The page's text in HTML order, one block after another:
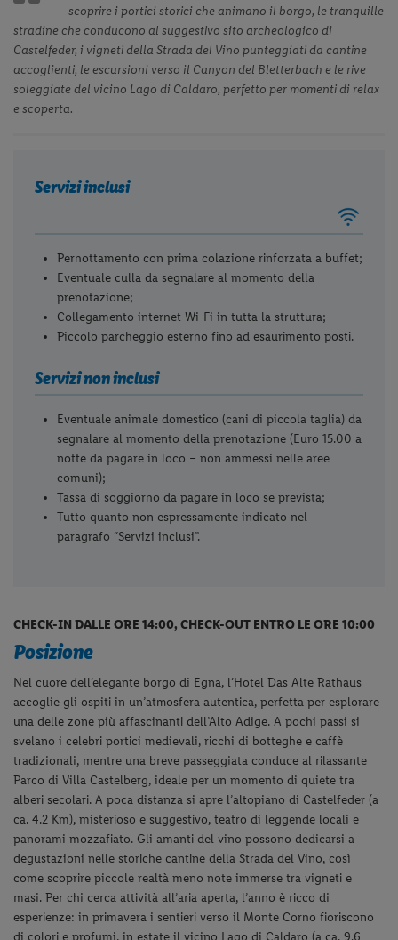
scoprire i portici storici che animano il borgo, le tranquille
stradine che conducono al suggestivo sito archeologico di
Castelfeder, i vigneti della Strada del Vino punteggiati da cantine
accoglienti, le escursioni verso il Canyon del Bletterbach e le rive
soleggiate del vicino Lago di Caldaro, perfetto per momenti di relax
e scoperta.
Servizi inclusi
Pernottamento con prima colazione rinforzata a buffet;
Eventuale culla da segnalare al momento della
prenotazione;
Collegamento internet Wi-Fi in tutta la struttura;
Piccolo parcheggio esterno fino ad esaurimento posti.
Servizi non inclusi
Eventuale animale domestico (cani di piccola taglia) da
segnalare al momento della prenotazione (Euro 15.00 a
notte da pagare in loco – non ammessi nelle aree
comuni);
Tassa di soggiorno da pagare in loco se prevista;
Tutto quanto non espressamente indicato nel
paragrafo “Servizi inclusi”.
CHECK-IN DALLE ORE 14:00, CHECK-OUT ENTRO LE ORE 10:00
Posizione
Nel cuore dell’elegante borgo di Egna, l’Hotel Das Alte Rathaus
accoglie gli ospiti in un’atmosfera autentica, perfetta per esplorare
una delle zone più affascinanti dell’Alto Adige. A pochi passi si
svelano i celebri portici medievali, ricchi di botteghe e caffè
tradizionali, mentre una breve passeggiata conduce al rilassante
Parco di Villa Castelberg, ideale per un momento di quiete tra
alberi secolari. A poca distanza si apre l’altopiano di Castelfeder (a
ca. 4.2 Km), misterioso e suggestivo, teatro di leggende locali e
panorami mozzafiato. Gli amanti del vino possono dedicarsi a
degustazioni nelle storiche cantine della Strada del Vino, così
come scoprire piccole realtà meno note immerse tra vigneti e
masi.Per chi cerca attività all’aria aperta, l’anno è ricco di
esperienze: in primavera i sentieri verso il Monte Corno fioriscono
di colori e profumi, in estate il vicino Lago di Caldaro (a ca. 9.6